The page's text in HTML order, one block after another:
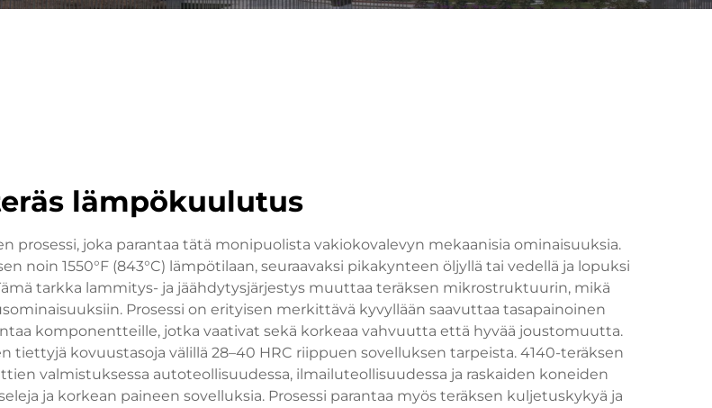
lämpökuulutus
prosessi, joka parantaa tätä monipuolista vakiokovalevyn mekaanisia ominaisuuksia.
noin 1550°F (843°C) lämpötilaan, seuraavaksi pikakynteen öljyllä tai vedellä ja lopuksi
tarkka lammitys- ja jäähdytysjärjestys muuttaa teräksen mikrostruktuurin, mikä
Prosessi on erityisen merkittävä kyvyllään saavuttaa tasapainoinen
komponentteille, jotka vaativat sekä korkeaa vahvuutta että hyvää joustomuutta.
tiettyjä kovuustasoja välillä 28–40 HRC riippuen sovelluksen tarpeista. 4140-teräksen
valmistuksessa autoteollisuudessa, ilmailuteollisuudessa ja raskaiden koneiden
ja korkean paineen sovelluksia. Prosessi parantaa myös teräksen kuljetuskykyä ja